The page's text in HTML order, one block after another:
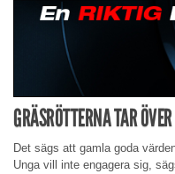
GRÄSRÖTTERNA TAR ÖVER
Det sägs att gamla goda
Unga vill inte engagera sig,